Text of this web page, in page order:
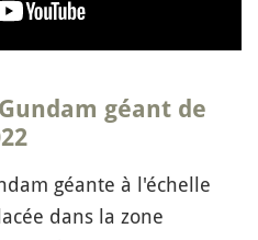
géant de
géante à l'échelle
dans la zone